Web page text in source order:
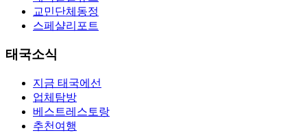
교민단체동정
스페샬리포트
태국소식
지금 태국에선
업체탐방
베스트레스토랑
추천여행